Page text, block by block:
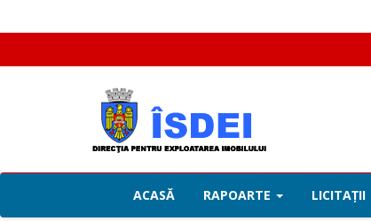
ACASĂ RAPOARTE LICITAȚII